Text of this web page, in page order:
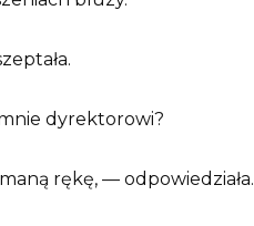
dyrektorowi?
rękę, — odpowiedziała.